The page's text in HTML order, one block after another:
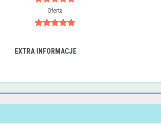
Oferta
EXTRA INFORMACJE